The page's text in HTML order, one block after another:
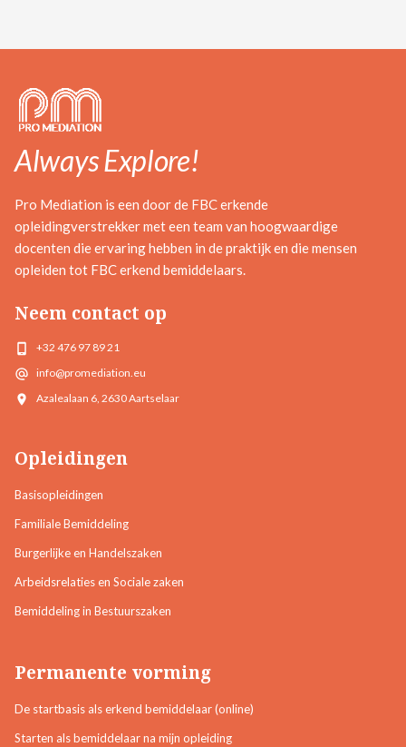
Always Explore!
Pro Mediation is een door de FBC erkende
opleidingverstrekker met een team van hoogwaardige
docenten die ervaring hebben in de praktijk en die mensen
opleiden tot FBC erkend bemiddelaars.
Neem contact op
+32 476 97 89 21
info@promediation.eu
Azalealaan 6, 2630 Aartselaar
Opleidingen
Basisopleidingen
Familiale Bemiddeling
Burgerlijke en Handelszaken
Arbeidsrelaties en Sociale zaken
Bemiddeling in Bestuurszaken
Permanente vorming
De startbasis als erkend bemiddelaar (online)
Starten als bemiddelaar na mijn opleiding